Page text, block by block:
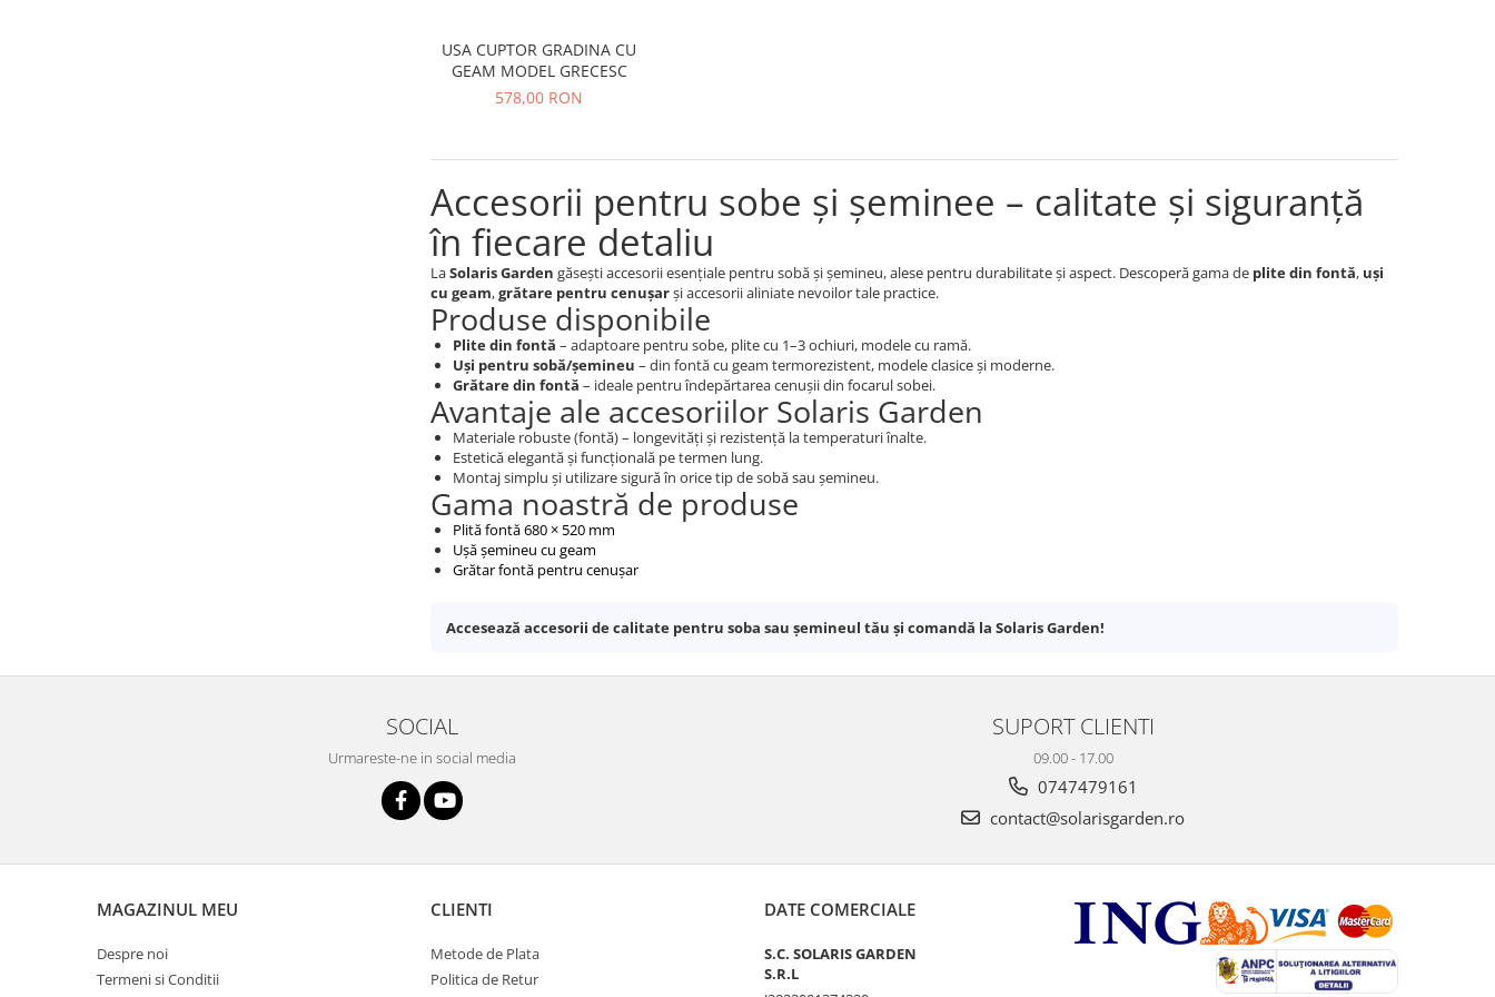
USA CUPTOR GRADINA CU
GEAM MODEL GRECESC
578,00 RON
Accesorii pentru sobe și șeminee – calitate și siguranță
în fiecare detaliu
LaSolaris Garden găsești accesorii esențiale pentru sobă și șemineu, alese pentru durabilitate și aspect. Descoperă gama de plite din fontă, uși
cu geam,grătare pentru cenușarși accesorii aliniate nevoilor tale practice.
Produse disponibile
Plite din fontă – adaptoare pentru sobe, plite cu 1–3 ochiuri, modele cu ramă.
Uși pentru sobă/șemineu – din fontă cu geam termorezistent, modele clasice și moderne.
Grătare din fontă – ideale pentru îndepărtarea cenușii din focarul sobei.
Avantaje ale accesoriilor Solaris Garden
Materiale robuste (fontă) – longevități și rezistență la temperaturi înalte.
Estetică elegantă și funcțională pe termen lung.
Montaj simplu și utilizare sigură în orice tip de sobă sau șemineu.
Gama noastră de produse
Plită fontă 680 × 520 mm
Ușă șemineu cu geam
Grătar fontă pentru cenușar
Accesează accesorii de calitate pentru soba sau șemineul tău și comandă la Solaris Garden!
SOCIAL
Urmareste-ne in social media
SUPORT CLIENTI
09.00 - 17.00
0747479161
contact@solarisgarden.ro
MAGAZINUL MEU
Despre noi
Termeni si Conditii
CLIENTI
Metode de Plata
Politica de Retur
DATE COMERCIALE
S.C. SOLARIS GARDEN
S.R.L